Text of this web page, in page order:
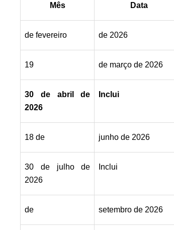
Mês Data
de fevereiro de 2026
19 de março de 2026
30 de abril de
2026
Inclui
18 de junho de 2026
30 de julho de
2026
Inclui
de setembro de 2026